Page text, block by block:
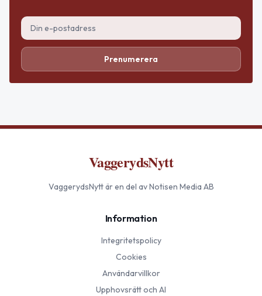
Prenumerera
VaggerydsNytt
VaggerydsNyttär en del av Notisen Media AB
Information
Integritetspolicy
Cookies
Användarvillkor
Upphovsrätt och AI